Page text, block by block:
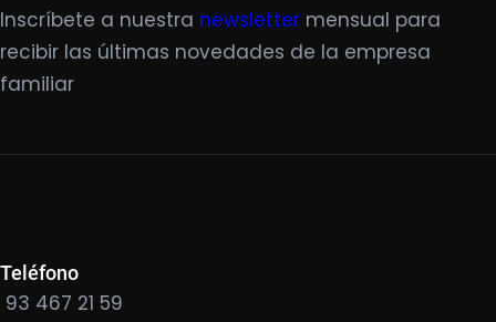
Inscríbete a nuestra newsletter mensual para
recibir las últimas novedades de la empresa
familiar
Teléfono
93 467 21 59